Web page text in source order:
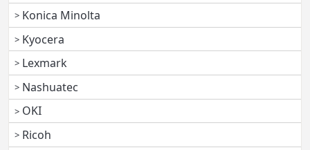
Konica Minolta
Kyocera
Lexmark
Nashuatec
OKI
Ricoh